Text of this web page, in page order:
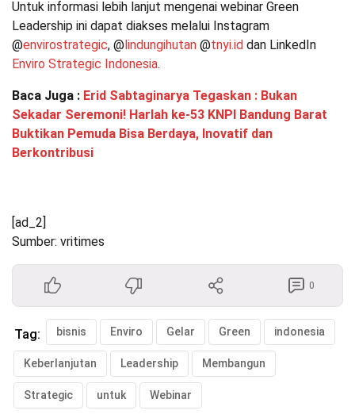
Untuk informasi lebih lanjut mengenai webinar Green
Leadership ini dapat diakses melalui Instagram
@envirostrategic, @lindungihutan @tnyi.id dan LinkedIn
Enviro Strategic Indonesia.
Baca Juga : Erid Sabtaginarya Tegaskan : Bukan
Sekadar Seremoni! Harlah ke-53 KNPI Bandung Barat
Buktikan Pemuda Bisa Berdaya, Inovatif dan
Berkontribusi
[ad_2]
Sumber: vritimes
0
Tag: bisnis Enviro Gelar Green indonesia
Keberlanjutan Leadership Membangun
Strategic untuk Webinar